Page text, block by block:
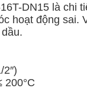
DN15 là chi
hoạt động sai.
200°C